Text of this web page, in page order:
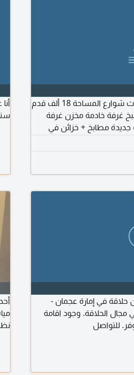
للبيع في الشارقة فيلا في الطرفا دورين ثلاث شوارع المساحة 18 ألف قدم
6 غرف و2 مجلس 2 صالة 2 مطبخ غرفة خادمة مخزن غرفة
جديدة مطابخ + خزائن في
حلاقة في إمارة عجمان -
الحلاقة. وجود اقامة
للتواصل